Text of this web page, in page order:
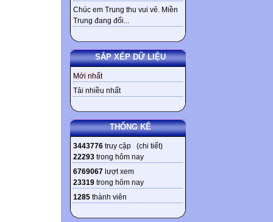
Chúc em Trung thu vui vẻ. Miền
Trung đang đối...
SẮP XẾP DỮ LIỆU
Mới nhất
Tải nhiều nhất
THỐNG KÊ
3443776 truy cập (chi tiết)
22293 trong hôm nay
6769067 lượt xem
23319 trong hôm nay
1285 thành viên